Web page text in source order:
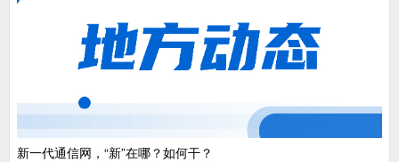
新一代通信网，“新”在哪？如何干？